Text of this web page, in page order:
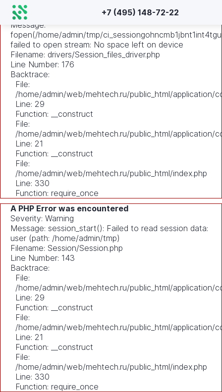
A PHP Error was encountered
Severity: Warning
Message:
fopen(/home/admin/tmp/
failed to open stream: No space left on device
Filename: drivers/Session_files_driver.php
Line Number: 176
Backtrace:
File:
/home/admin/web/mehtech.ru/public_html/application/
Line: 29
Function: __construct
File:
/home/admin/web/mehtech.ru/public_html/application/
Line: 21
Function: __construct
File:
/home/admin/web/mehtech.ru/public_html/index.php
Line: 330
Function: require_once
A PHP Error was encountered
Severity: Warning
Message: session_start(): Failed to read session data:
user (path: /home/admin/tmp)
Filename: Session/Session.php
Line Number: 143
Backtrace:
File:
/home/admin/web/mehtech.ru/public_html/application/
Line: 29
Function: __construct
File:
/home/admin/web/mehtech.ru/public_html/application/
Line: 21
Function: __construct
File:
/home/admin/web/mehtech.ru/public_html/index.php
Line: 330
Function: require_once
+7 (495) 148-72-22